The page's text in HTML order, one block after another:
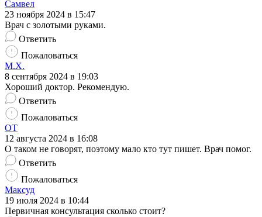
Самвел
23 ноября 2024 в 15:47
Врач с золотыми руками.
Ответить
Пожаловаться
М.Х.
8 сентября 2024 в 19:03
Хороший доктор. Рекомендую.
Ответить
Пожаловаться
ОТ
12 августа 2024 в 16:08
О таком не говорят, поэтому мало кто тут пишет. Врач помог.
Ответить
Пожаловаться
Максуд
19 июля 2024 в 10:44
Первичная консультация сколько стоит?